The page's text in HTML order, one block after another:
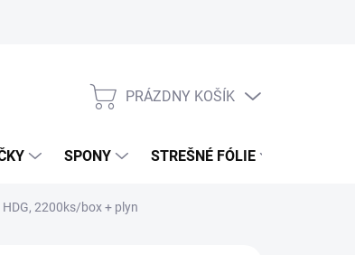
NÁKUPNÝ
PRÁZDNY KOŠÍK
SPONY STREŠNÉ FÓLIE
2200ks/box + plyn